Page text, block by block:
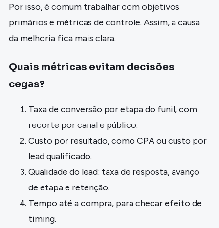
Por isso, é comum trabalhar com objetivos
primários e métricas de controle. Assim, a causa
da melhoria fica mais clara.
Quais métricas evitam decisões
cegas?
Taxa de conversão por etapa do funil, com
recorte por canal e público.
Custo por resultado, como CPA ou custo por
lead qualificado.
Qualidade do lead: taxa de resposta, avanço
de etapa e retenção.
Tempo até a compra, para checar efeito de
timing.